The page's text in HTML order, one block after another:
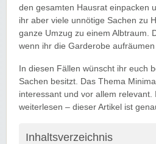
den gesamten Hausrat einpacken
ihr aber viele unnötige Sachen zu
ganze Umzug zu einem Albtraum.
wenn ihr die Garderobe aufräumen
In diesen Fällen wünscht ihr euch
Sachen besitzt. Das Thema
interessant und vor allem relevant.
weiterlesen – dieser Artikel ist
Inhaltsverzeichnis